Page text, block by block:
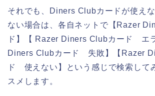
それでも、Diners Clubカードが使え
ない場合は、各自ネットで【Razer
ド】【 Razer Diners Clubカード エ
Diners Clubカード 失敗】【Razer
ド 使えない】という感じで検索して
スメします。